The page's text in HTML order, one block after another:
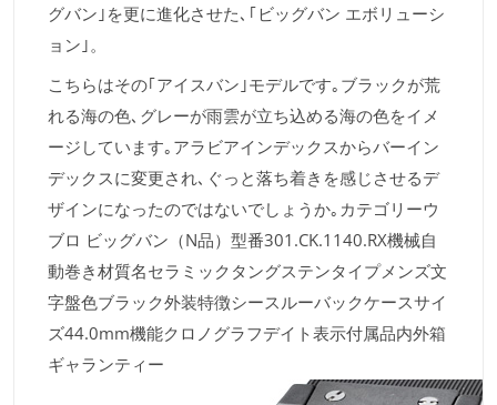
グバン｣を更に進化させた､｢ビッグバン エボリューシ
ョン｣。
こちらはその｢アイスバン｣モデルです｡ブラックが荒
れる海の色､グレーが雨雲が立ち込める海の色をイメ
ージしています｡アラビアインデックスからバーイン
デックスに変更され､ぐっと落ち着きを感じさせるデ
ザインになったのではないでしょうか｡カテゴリーウ
ブロ ビッグバン（N品）型番301.CK.1140.RX機械自
動巻き材質名セラミックタングステンタイプメンズ文
字盤色ブラック外装特徴シースルーバックケースサイ
ズ44.0mm機能クロノグラフデイト表示付属品内外箱
ギャランティー